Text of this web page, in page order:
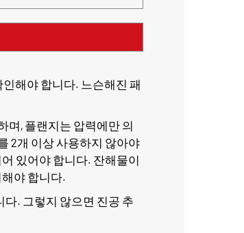
해야 합니다. 느슨해진 패
며, 플랜지는 압력에만 의
2개 이상 사용하지 않아야
있어야 합니다. 잔해물이
야 합니다.
. 그렇지 않으면 진공 추